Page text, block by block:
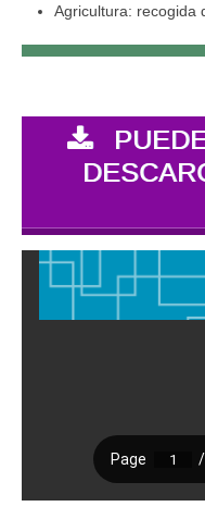
Agricultura: recogida